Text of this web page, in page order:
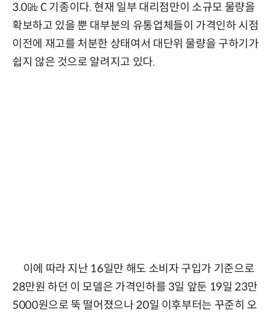
3.0㎓ C 기종이다. 현재 일부 대리점만이 소규모 물량을
확보하고 있을 뿐 대부분의 유통업체들이 가격인하 시점
이전에 재고를 처분한 상태여서 대단위 물량을 구하기가
쉽지 않은 것으로 알려지고 있다.
이에 따라 지난 16일만 해도 소비자 구입가 기준으로
28만원 하던 이 모델은 가격인하를 3일 앞둔 19일 23만
5000원으로 뚝 떨어졌으나 20일 이후부터는 꾸준히 오